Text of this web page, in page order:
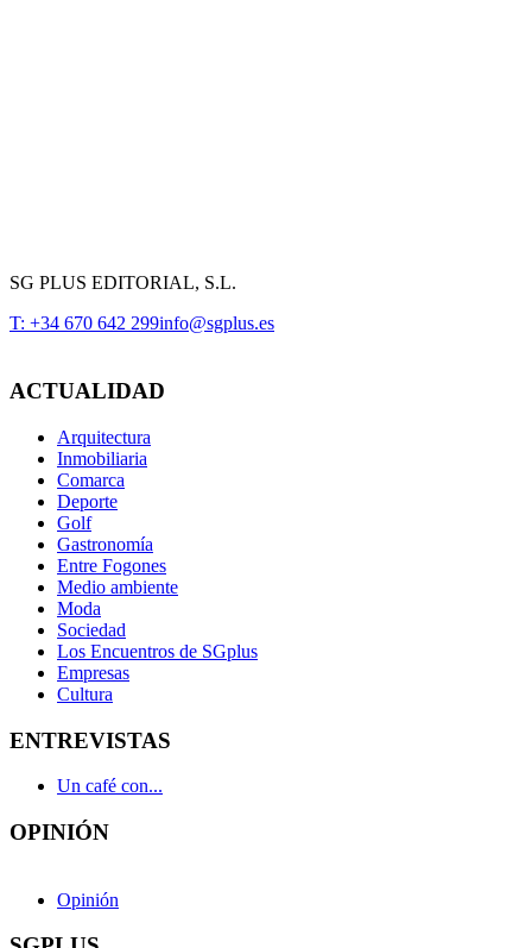
SG PLUS EDITORIAL, S.L.
T: +34 670 642 299info@sgplus.es
ACTUALIDAD
Arquitectura
Inmobiliaria
Comarca
Deporte
Golf
Gastronomía
Entre Fogones
Medio ambiente
Moda
Sociedad
Los Encuentros de SGplus
Empresas
Cultura
ENTREVISTAS
Un café con...
OPINIÓN
Opinión